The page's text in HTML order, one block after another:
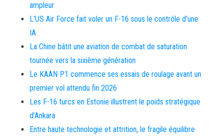
ampleur
L’US Air Force fait voler un F-16 sous le contrôle d’une
IA
La Chine bâtit une aviation de combat de saturation
tournée vers la sixième génération
Le KAAN P1 commence ses essais de roulage avant un
premier vol attendu fin 2026
Les F-16 turcs en Estonie illustrent le poids stratégique
d’Ankara
Entre haute technologie et attrition, le fragile équilibre